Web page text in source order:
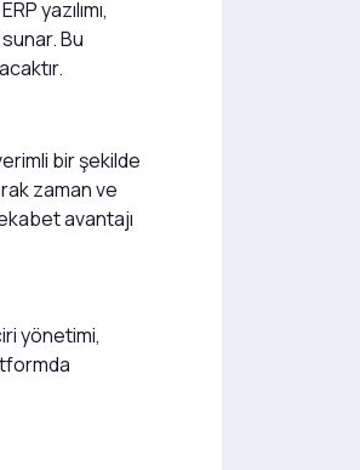
yazılımı,
Bu
bir şekilde
zaman ve
avantajı
yönetimi,